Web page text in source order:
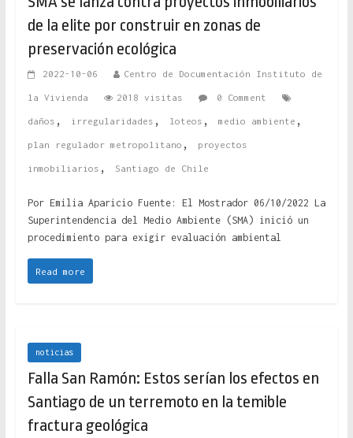
de la elite por construir en zonas de
preservación ecológica
2022-10-06 Centro de Documentación Instituto de
la Vivienda 2018 visitas 0 Comment
daños , irregularidades , loteos , medio ambiente ,
plan regulador metropolitano , proyectos
inmobiliarios , Santiago de Chile
Por Emilia Aparicio Fuente: El Mostrador 06/10/2022 La
Superintendencia del Medio Ambiente (SMA) inició un
procedimiento para exigir evaluación ambiental
Read more
noticias
Falla San Ramón: Estos serían los efectos en
Santiago de un terremoto en la temible
fractura geológica